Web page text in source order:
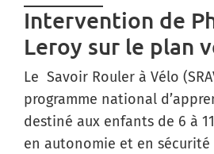
Intervention de
Leroy sur le plan
Le Savoir Rouler à Vélo
programme national
destiné aux enfants de 6 à
en autonomie et en sécurité